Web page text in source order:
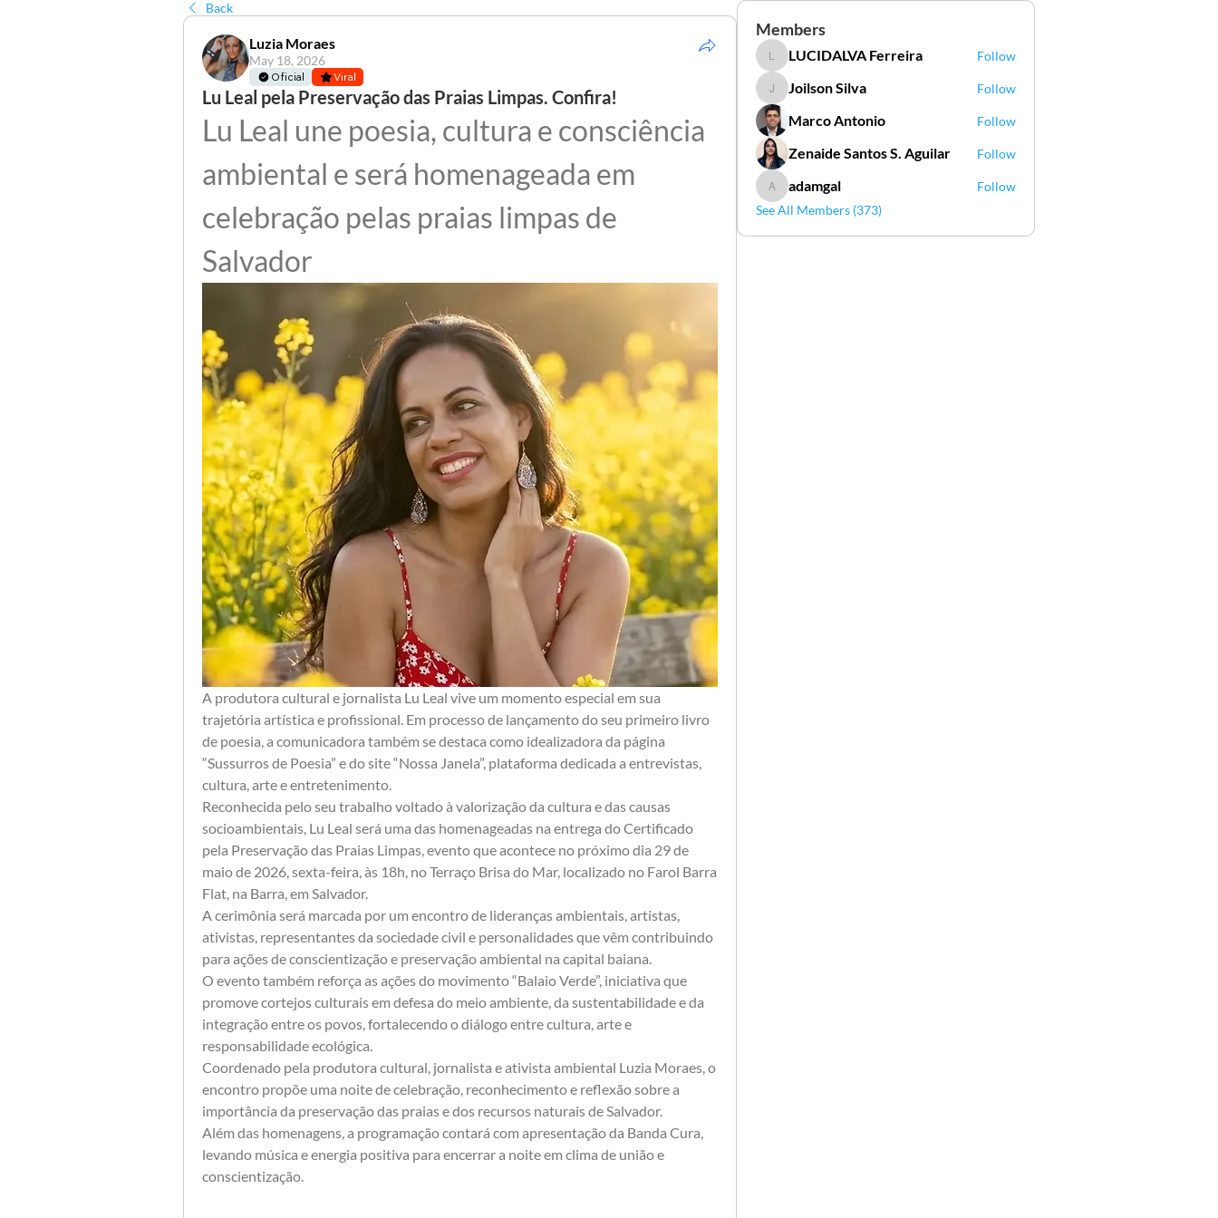
Back
Luzia Moraes
May 18, 2026
Oficial Viral
Lu Leal pela Preservação das Praias Limpas. Confira!
Lu Leal une poesia, cultura e consciência
ambiental e será homenageada em
celebração pelas praias limpas de
Salvador
A produtora cultural e jornalista Lu Leal vive um momento especial em sua
trajetória artística e profissional. Em processo de lançamento do seu primeiro livro
de poesia, a comunicadora também se destaca como idealizadora da página
“Sussurros de Poesia” e do site “Nossa Janela”, plataforma dedicada a entrevistas,
cultura, arte e entretenimento.
Reconhecida pelo seu trabalho voltado à valorização da cultura e das causas
socioambientais, Lu Leal será uma das homenageadas na entrega do Certificado
pela Preservação das Praias Limpas, evento que acontece no próximo dia 29 de
maio de 2026, sexta-feira, às 18h, no Terraço Brisa do Mar, localizado no Farol Barra
Flat, na Barra, em Salvador.
A cerimônia será marcada por um encontro de lideranças ambientais, artistas,
ativistas, representantes da sociedade civil e personalidades que vêm contribuindo
para ações de conscientização e preservação ambiental na capital baiana.
O evento também reforça as ações do movimento “Balaio Verde”, iniciativa que
promove cortejos culturais em defesa do meio ambiente, da sustentabilidade e da
integração entre os povos, fortalecendo o diálogo entre cultura, arte e
responsabilidade ecológica.
Coordenado pela produtora cultural, jornalista e ativista ambiental Luzia Moraes, o
encontro propõe uma noite de celebração, reconhecimento e reflexão sobre a
importância da preservação das praias e dos recursos naturais de Salvador.
Além das homenagens, a programação contará com apresentação da Banda Cura,
levando música e energia positiva para encerrar a noite em clima de união e
conscientização.
Members
LUCIDALVA Ferreira
LUCIDALVA Ferreira Follow
Joilson Silva
Joilson Silva Follow
Marco Antonio Follow
Zenaide Santos S. Aguilar Follow
adamgal
adamgal
Follow
See All Members (373)